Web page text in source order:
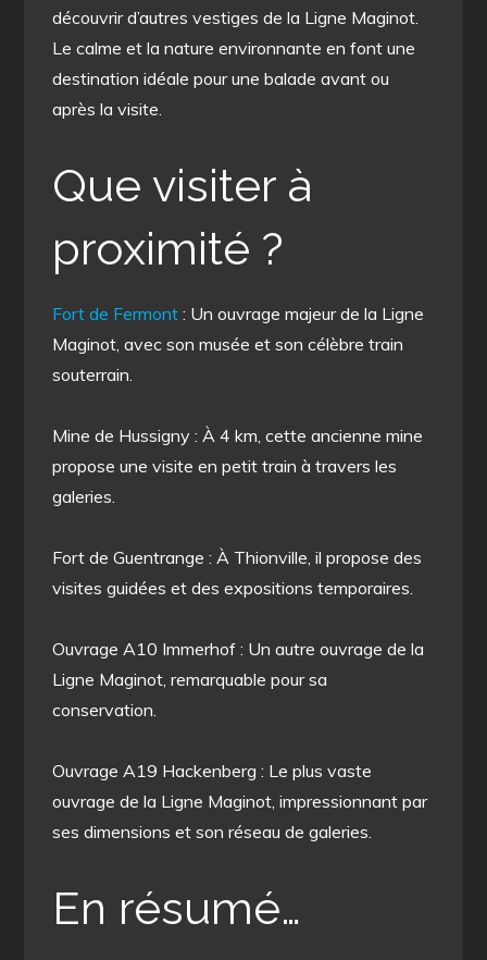
découvrir d’autres vestiges de la Ligne Maginot.
Le calme et la nature environnante en font une
destination idéale pour une balade avant ou
après la visite.
Que visiter à
proximité ?
Fort de Fermont : Un ouvrage majeur de la Ligne
Maginot, avec son musée et son célèbre train
souterrain.
Mine de Hussigny : À 4 km, cette ancienne mine
propose une visite en petit train à travers les
galeries.
Fort de Guentrange : À Thionville, il propose des
visites guidées et des expositions temporaires.
Ouvrage A10 Immerhof : Un autre ouvrage de la
Ligne Maginot, remarquable pour sa
conservation.
Ouvrage A19 Hackenberg : Le plus vaste
ouvrage de la Ligne Maginot, impressionnant par
ses dimensions et son réseau de galeries.
En résumé…